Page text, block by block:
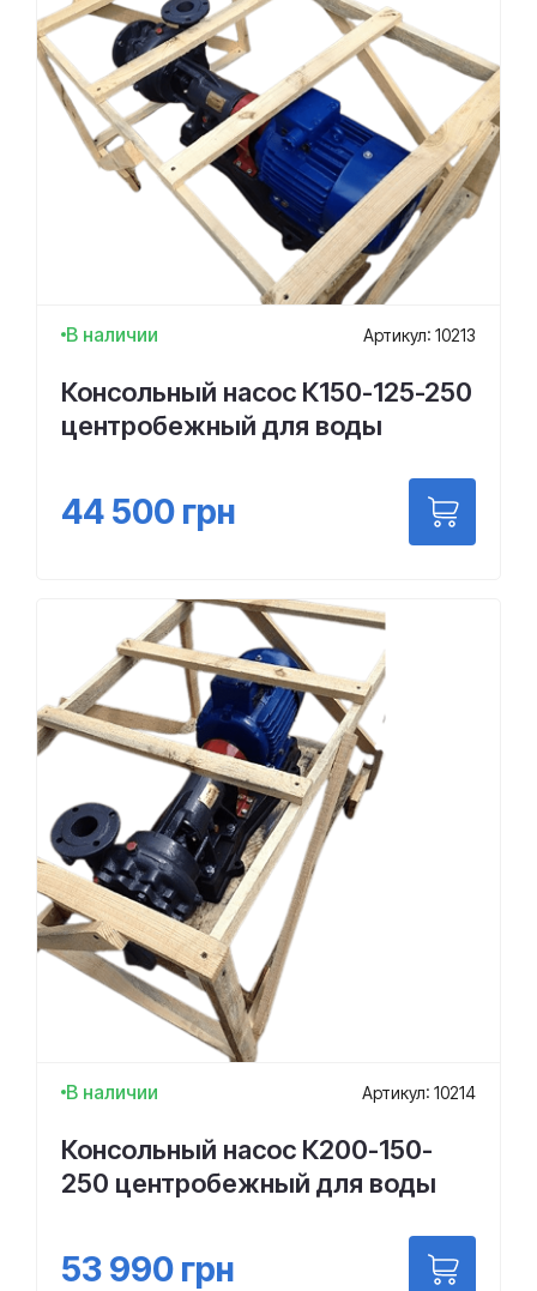
В наличии Артикул: 10213
Консольный насос К150-125-250
центробежный для воды
44 500 грн
В наличии Артикул: 10214
Консольный насос К200-150-
250 центробежный для воды
53 990 грн